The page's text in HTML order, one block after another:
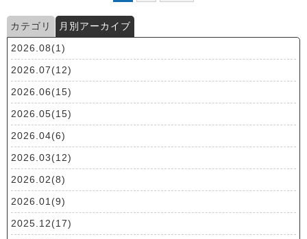
カテゴリ
月別アーカイブ
2026.08(1)
2026.07(12)
2026.06(15)
2026.05(15)
2026.04(6)
2026.03(12)
2026.02(8)
2026.01(9)
2025.12(17)